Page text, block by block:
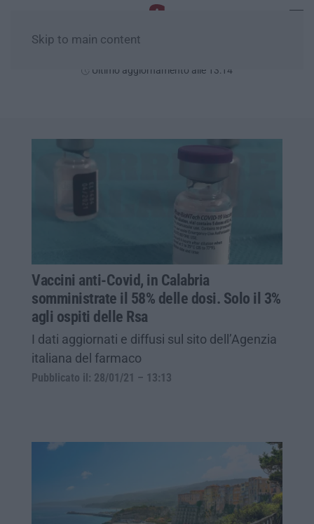
Skip to main content
Ultimo aggiornamento alle 13:14
Vaccini anti-Covid, in Calabria
somministrate il 58% delle dosi. Solo il 3%
agli ospiti delle Rsa
I dati aggiornati e diffusi sul sito dell’Agenzia
italiana del farmaco
Pubblicato il: 28/01/21 – 13:13